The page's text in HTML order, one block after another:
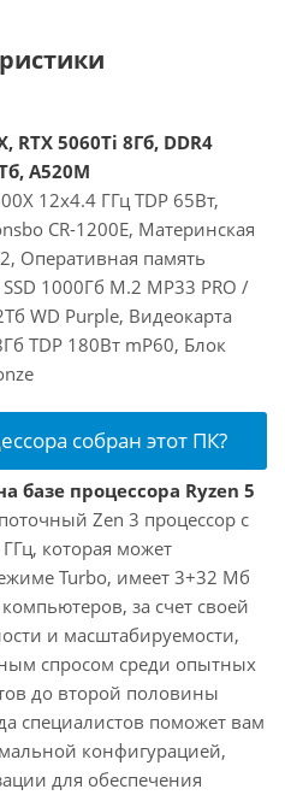
RTX 5060Ti 8Гб, DDR4
A520M
12x4.4 ГГц TDP 65Вт,
CR-1200E, Материнская
Оперативная память
1000Гб M.2 MP33 PRO /
WD Purple, Видеокарта
TDP 180Вт mP60, Блок
собран этот ПК?
базе процессора Ryzen 5
Zen 3 процессор с
которая может
Turbo, имеет 3+32 Мб
за счет своей
и масштабируемости,
спросом среди опытных
до второй половины
специалистов поможет вам
конфигурацией,
для обеспечения